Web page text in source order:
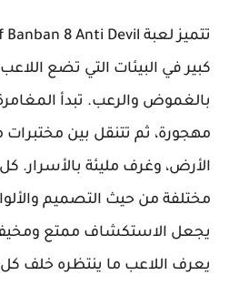
كبير في البيئات التي تضع
بالغموض والرعب. تبدأ
مهجورة، ثم تتنقل بين
الأرض، وغرف مليئة بالأسرار.
مختلفة من حيث التصميم
يجعل الاستكشاف ممتع ومخيف
يعرف اللاعب ما ينتظره خلف كل